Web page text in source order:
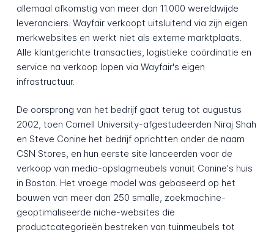
allemaal afkomstig van meer dan 11.000 wereldwijde
leveranciers. Wayfair verkoopt uitsluitend via zijn eigen
merkwebsites en werkt niet als externe marktplaats.
Alle klantgerichte transacties, logistieke coördinatie en
service na verkoop lopen via Wayfair's eigen
infrastructuur.
De oorsprong van het bedrijf gaat terug tot augustus
2002, toen Cornell University-afgestudeerden Niraj Shah
en Steve Conine het bedrijf oprichtten onder de naam
CSN Stores, en hun eerste site lanceerden voor de
verkoop van media-opslagmeubels vanuit Conine's huis
in Boston. Het vroege model was gebaseerd op het
bouwen van meer dan 250 smalle, zoekmachine-
geoptimaliseerde niche-websites die
productcategorieën bestreken van tuinmeubels tot